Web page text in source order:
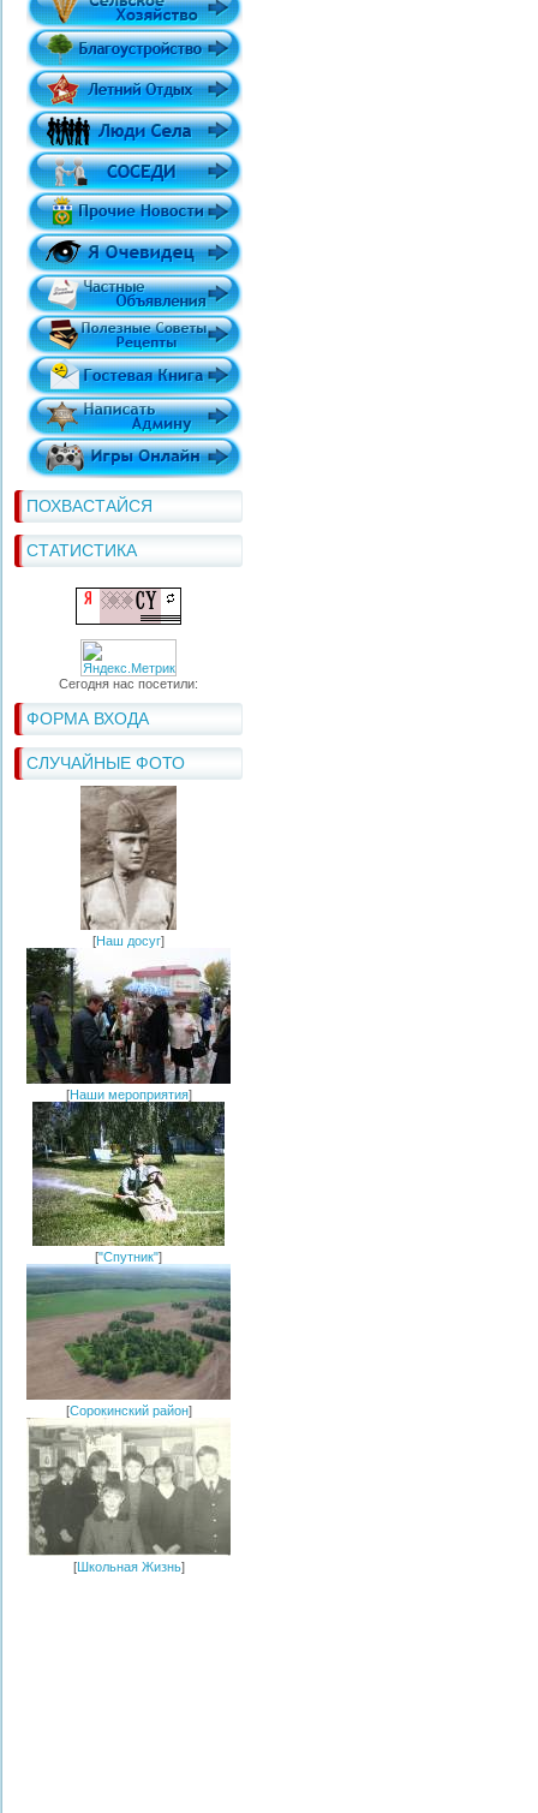
ПОХВАСТАЙСЯ
СТАТИСТИКА
Сегодня нас посетили:
ФОРМА ВХОДА
СЛУЧАЙНЫЕ ФОТО
[Наш досуг]
[Наши мероприятия]
["Спутник"]
[Сорокинский район]
[Школьная Жизнь]